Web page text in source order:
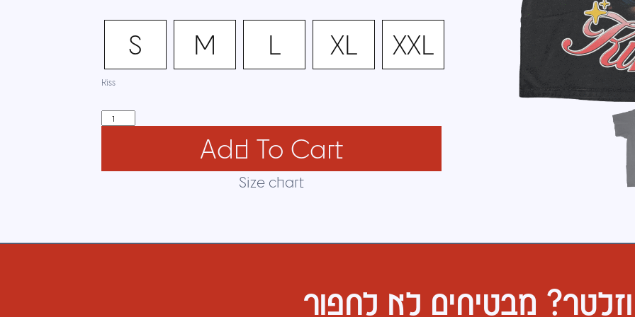
S M L XL XXL
Kiss
Add To Cart
Size chart
מבטיחים לא לחפור